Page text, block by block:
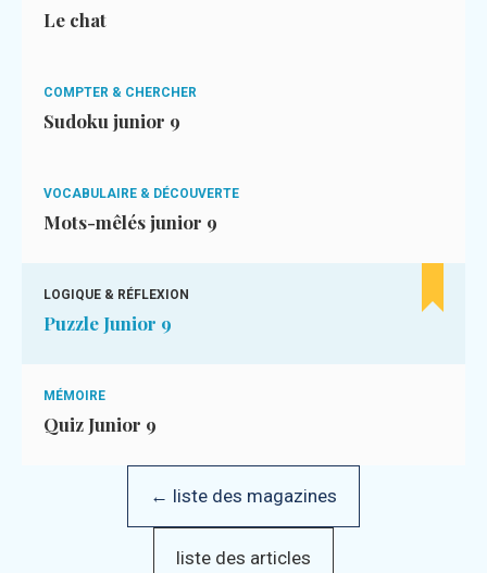
Le chat
COMPTER & CHERCHER
Sudoku junior 9
VOCABULAIRE & DÉCOUVERTE
Mots-mêlés junior 9
LOGIQUE & RÉFLEXION
Puzzle Junior 9
MÉMOIRE
Quiz Junior 9
← liste des magazines
liste des articles